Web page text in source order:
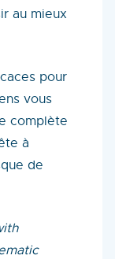
au mieux
pour
vous
complète
à
de